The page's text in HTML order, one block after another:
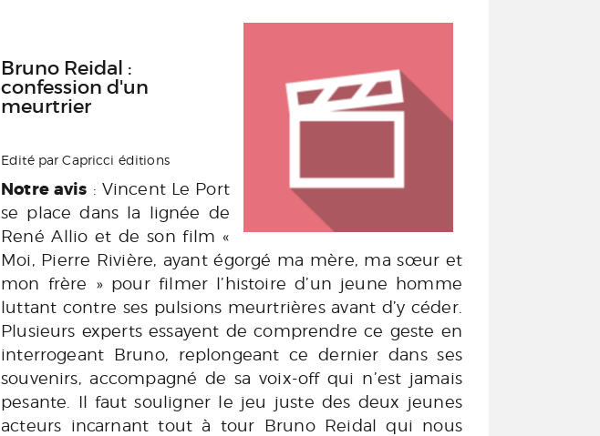
Bruno Reidal :
confession d'un
meurtrier
Edité par Capricci éditions
Notre avis : Vincent Le Port
se place dans la lignée de
René Allio et de son film «
Moi, Pierre Rivière, ayant égorgé ma mère, ma sœur et
mon frère » pour filmer l’histoire d’un jeune homme
luttant contre ses pulsions meurtrières avant d’y céder.
Plusieurs experts essayent de comprendre ce geste en
interrogeant Bruno, replongeant ce dernier dans ses
souvenirs, accompagné de sa voix-off qui n’est jamais
pesante. Il faut souligner le jeu juste des deux jeunes
acteurs incarnant tout à tour Bruno Reidal qui nous